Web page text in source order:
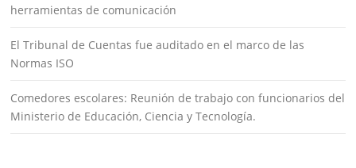
herramientas de comunicación
El Tribunal de Cuentas fue auditado en el marco de las
Normas ISO
Comedores escolares: Reunión de trabajo con funcionarios del
Ministerio de Educación, Ciencia y Tecnología.